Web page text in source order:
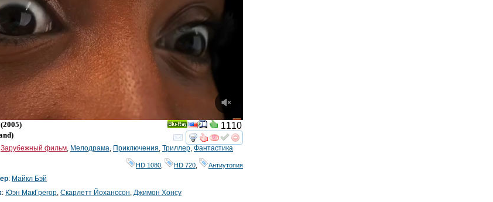
смотретьинтересует
Ray
1110
(2005)
)
Зарубежный фильм, Мелодрама, Приключения, Триллер, Фантастика
HD 1080, HD 720, Антиутопия
: Майкл Бэй
: Юэн МакГрегор, Скарлетт Йоханссон, Джимон Хонсу